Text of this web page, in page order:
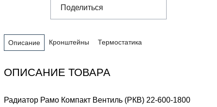
Поделиться
Описание Кронштейны Термостатика
ОПИСАНИЕ ТОВАРА
Радиатор Рамо Компакт Вентиль (РКВ) 22-600-1800